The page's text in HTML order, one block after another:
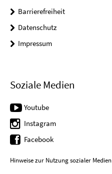
Barrierefreiheit
Datenschutz
Impressum
Soziale Medien
Youtube
Instagram
Facebook
Hinweise zur Nutzung sozialer Medien